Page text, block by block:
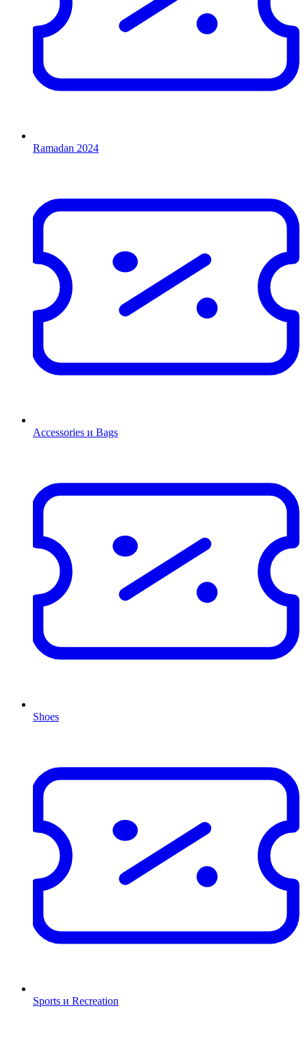
Ramadan 2024
Accessories и Bags
Shoes
Sports и Recreation